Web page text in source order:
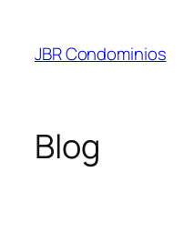
JBR Condominios
Blog